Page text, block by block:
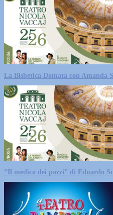
La Bisbetica Domata con Amanda
“Il medico dei pazzi” di Eduardo